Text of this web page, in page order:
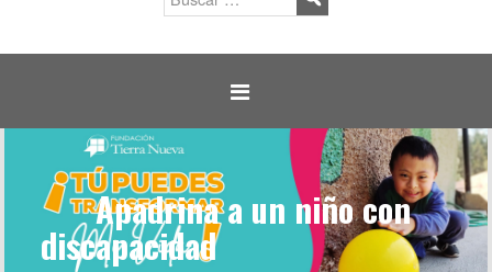
Apadrina a un niño con
discapacidad